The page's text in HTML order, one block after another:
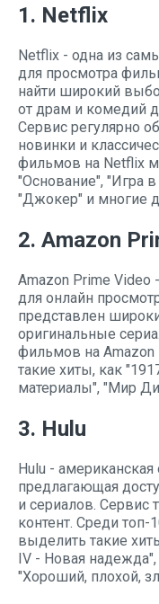
1. Netflix
Netflix - одна из
для просмотра
найти широкий
от драм и комедий
Сервис регулярно
новинки и
фильмов на Netflix
"Основание", "Игра
"Джокер" и многие
2. Amazon
Amazon Prime Video
для онлайн
представлен
оригинальные
фильмов на
такие хиты, как
материалы", "Мир
3. Hulu
Hulu -
предлагающая
и сериалов. Сервис
контент. Среди
выделить такие
IV - Новая
"Хороший, плохой,